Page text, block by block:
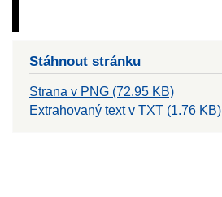
Stáhnout stránku
Strana v PNG (72.95 KB)
Extrahovaný text v TXT (1.76 KB)